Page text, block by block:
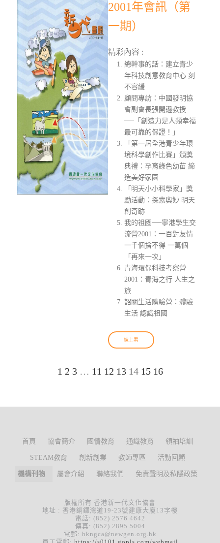
2001年會訊（第
一期）
精彩內容 :
總幹事的話：建立青少
年科技創意教育中心 刻
不容緩
顧問專訪：中國發明協
會副會長張開遜教授
──「創造力是人類幸福
最可靠的保證！」
「第一屆全港青少年環
境科學創作比賽」頒獎
典禮：孕育綠色幼苗 締
造美好家園
「明天小小科學家」獎
勵活動：探索奧妙 明天
創奇跡
我的祖國──寧港學生交
流營2001：一百對友情
一千個捨不得 一萬個
「再來一次」
青海環保科技考察營
2001：青海之行 人生之
旅
韶關生活體驗營：體驗
生活 認識祖國
線上看
1 2 3 … 11 12 13 14 15 16
首頁 協會簡介 國情教育 通識教育 領袖培訓
STEAM教育 創新創業 教師專區 活動回顧
機構刊物 屬會介紹 聯絡我們 免責聲明及私隱政策
版權所有 香港新一代文化協會
地址 : 香港銅鑼灣道19-23號建康大廈13字樓
電話: (852) 2576 4642
傳真: (852) 2895 5004
電郵: hkngca@newgen.org.hk